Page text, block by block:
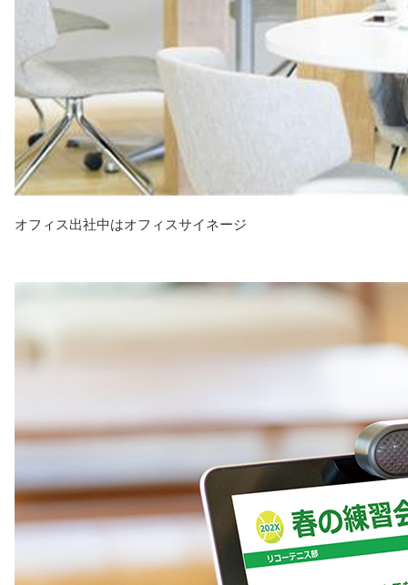
オフィス出社中はオフィスサイネージ